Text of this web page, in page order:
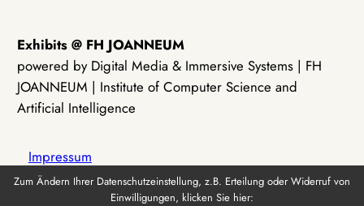
Exhibits @ FH JOANNEUM
powered by Digital Media & Immersive Systems | FH
JOANNEUM | Institute of Computer Science and
Artificial Intelligence
Impressum
Zum Ändern Ihrer Datenschutzeinstellung, z.B. Erteilung oder Widerruf von
Einwilligungen, klicken Sie hier: